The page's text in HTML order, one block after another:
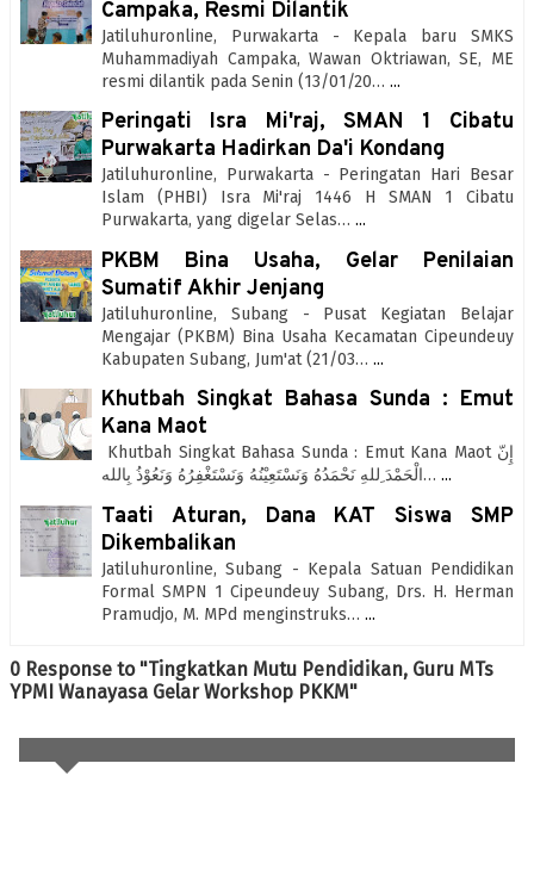
Campaka, Resmi Dilantik
Jatiluhuronline, Purwakarta - Kepala baru SMKS
Muhammadiyah Campaka, Wawan Oktriawan, SE, ME
resmi dilantik pada Senin (13/01/20… ...
Peringati Isra Mi'raj, SMAN 1 Cibatu
Purwakarta Hadirkan Da'i Kondang
Jatiluhuronline, Purwakarta - Peringatan Hari Besar
Islam (PHBI) Isra Mi'raj 1446 H SMAN 1 Cibatu
Purwakarta, yang digelar Selas… ...
PKBM Bina Usaha, Gelar Penilaian
Sumatif Akhir Jenjang
Jatiluhuronline, Subang - Pusat Kegiatan Belajar
Mengajar (PKBM) Bina Usaha Kecamatan Cipeundeuy
Kabupaten Subang, Jum'at (21/03… ...
Khutbah Singkat Bahasa Sunda : Emut
Kana Maot
Khutbah Singkat Bahasa Sunda : Emut Kana Maot إِنّ
الْحَمْدَ ِللهِ نَحْمَدُهُ وَنَسْتَعِيْنُهُ وَنَسْتَغْفِرُهُ وَنَعُوْذُ بِالله… ...
Taati Aturan, Dana KAT Siswa SMP
Dikembalikan
Jatiluhuronline, Subang - Kepala Satuan Pendidikan
Formal SMPN 1 Cipeundeuy Subang, Drs. H. Herman
Pramudjo, M. MPd menginstruks… ...
0 Response to "Tingkatkan Mutu Pendidikan, Guru MTs
YPMI Wanayasa Gelar Workshop PKKM"